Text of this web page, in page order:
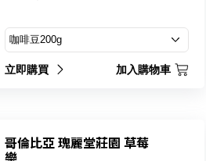
立即購買 加入購物車
哥倫比亞 瑰麗堂莊園 草莓